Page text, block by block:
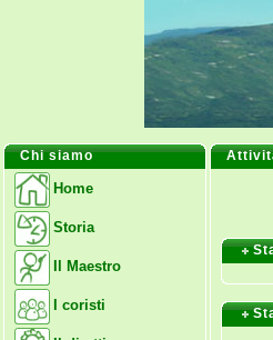
Chi siamo
Home
Storia
Il Maestro
I coristi